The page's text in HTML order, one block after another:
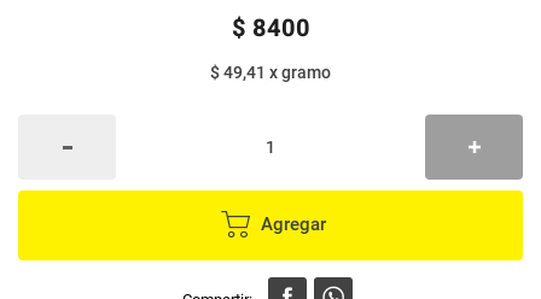
$ 8400
$ 49,41 xgramo
Agregar